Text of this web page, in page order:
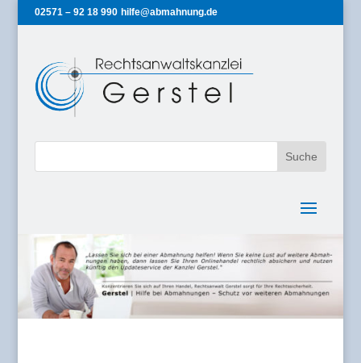
02571 – 92 18 990 hilfe@abmahnung.de